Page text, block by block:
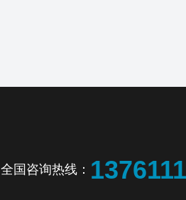
全国咨询热线：